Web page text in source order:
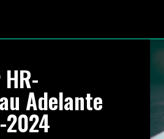
Adelante
2024